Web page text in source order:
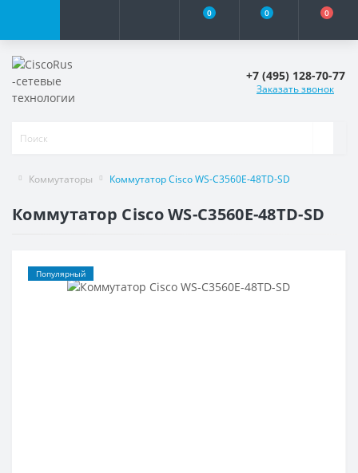
0 0 0
+7 (495) 128-70-77
Заказать звонок
Коммутаторы Коммутатор Cisco WS-C3560E-48TD-SD
Коммутатор Cisco WS-C3560E-48TD-SD
Популярный